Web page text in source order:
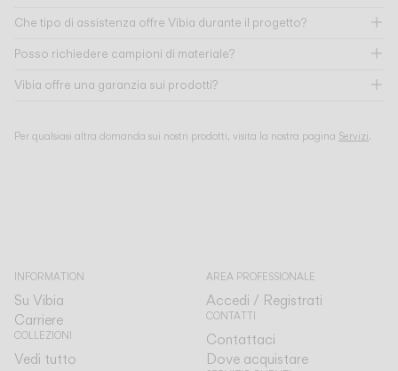
Che tipo di assistenza offre Vibia durante il progetto?
Posso richiedere campioni di materiale?
Vibia offre una garanzia sui prodotti?
Per qualsiasi altra domanda sui nostri prodotti, visita la nostra pagina Servizi.
INFORMATION
Su Vibia
Carriere
COLLEZIONI
Vedi tutto
AREA PROFESSIONALE
Accedi / Registrati
CONTATTI
Contattaci
Dove acquistare